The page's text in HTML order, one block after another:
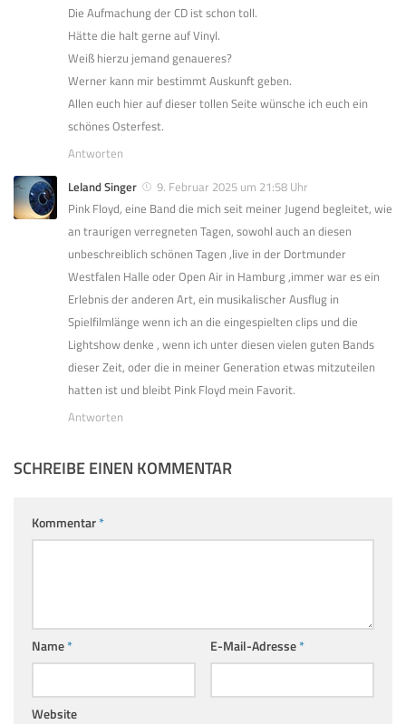
Die Aufmachung der CD ist schon toll.
Hätte die halt gerne auf Vinyl.
Weiß hierzu jemand genaueres?
Werner kann mir bestimmt Auskunft geben.
Allen euch hier auf dieser tollen Seite wünsche ich euch ein
schönes Osterfest.
Antworten
Leland Singer
9. Februar 2025 um 21:58 Uhr
Pink Floyd, eine Band die mich seit meiner Jugend begleitet, wie
an traurigen verregneten Tagen, sowohl auch an diesen
unbeschreiblich schönen Tagen ,live in der Dortmunder
Westfalen Halle oder Open Air in Hamburg ,immer war es ein
Erlebnis der anderen Art, ein musikalischer Ausflug in
Spielfilmlänge wenn ich an die eingespielten clips und die
Lightshow denke , wenn ich unter diesen vielen guten Bands
dieser Zeit, oder die in meiner Generation etwas mitzuteilen
hatten ist und bleibt Pink Floyd mein Favorit.
Antworten
SCHREIBE EINEN KOMMENTAR
Kommentar*
Name* E-Mail-Adresse*
Website